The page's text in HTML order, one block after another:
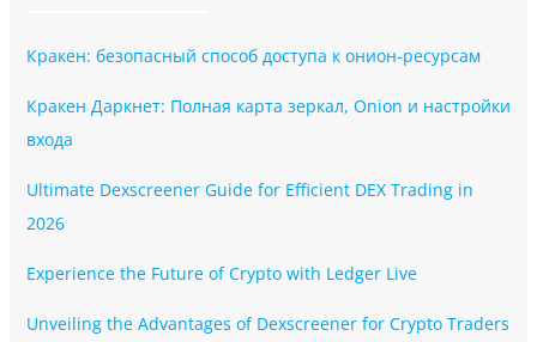
Кракен: безопасный способ доступа к онион-ресурсам
Кракен Даркнет: Полная карта зеркал, Onion и настройки
входа
Ultimate Dexscreener Guide for Efficient DEX Trading in
2026
Experience the Future of Crypto with Ledger Live
Unveiling the Advantages of Dexscreener for Crypto Traders